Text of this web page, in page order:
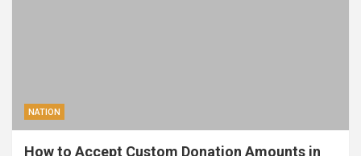
NATION
How to Accept Custom Donation Amounts in